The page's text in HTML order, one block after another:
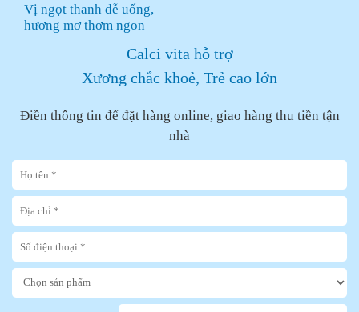
Vị ngọt thanh dễ uống,
hương mơ thơm ngon
Calci vita hỗ trợ
Xương chắc khoẻ, Trẻ cao lớn
Điền thông tin để đặt hàng online, giao hàng thu tiền tận
nhà